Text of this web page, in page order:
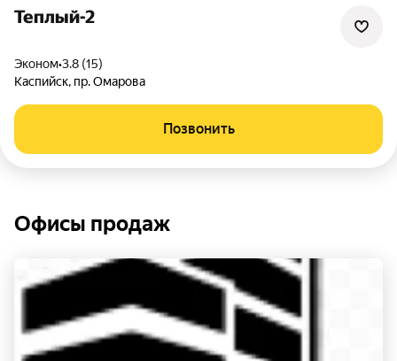
Теплый-2
эконом•3.8 (15)
Каспийск, пр. Омарова
Позвонить
Офисы продаж